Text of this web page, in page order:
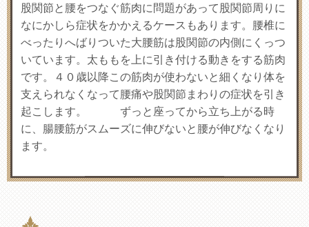
股関節と腰をつなぐ筋肉に問題があって股関節周りに
なにかしら症状をかかえるケースもあります。腰椎に
べったりへばりついた大腰筋は股関節の内側にくっつ
いています。太ももを上に引き付ける動きをする筋肉
です。４０歳以降この筋肉が使わないと細くなり体を
支えられなくなって腰痛や股関節まわりの症状を引き
起こします。 ずっと座ってから立ち上がる時
に、腸腰筋がスムーズに伸びないと腰が伸びなくなり
ます。